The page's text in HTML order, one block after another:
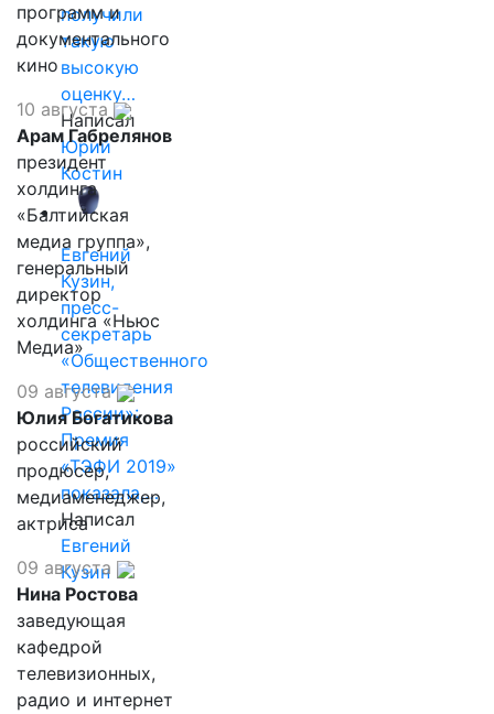
получили
такую
высокую
оценку…
Написал
Юрий
Костин
Евгений
Кузин,
пресс-
секретарь
«Общественного
телевидения
России»:
Премия
«ТЭФИ 2019»
показала,…
Написал
Евгений
Кузин
программ и
документального
кино
10 августа
Арам Габрелянов
президент
холдинга
«Балтийская
медиа группа»,
генеральный
директор
холдинга «Ньюс
Медиа»
09 августа
Юлия Богатикова
российский
продюсер,
медиаменеджер,
актриса
09 августа
Нина Ростова
заведующая
кафедрой
телевизионных,
радио и интернет